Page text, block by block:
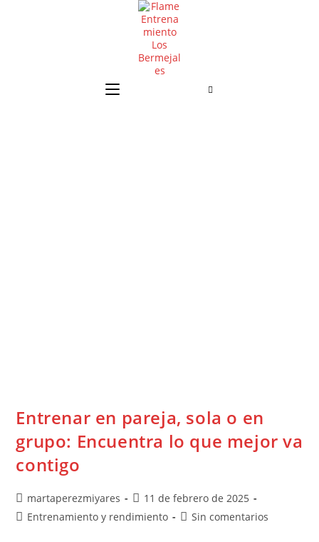
Entrenar en pareja, sola o en
grupo: Encuentra lo que mejor va
contigo
martaperezmiyares
11 de febrero de 2025
Entrenamiento y rendimiento
Sin comentarios